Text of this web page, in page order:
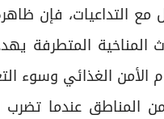
التداعيات، فإن
المناخية
الأمن الغذائي وسوء
عندما تضرب